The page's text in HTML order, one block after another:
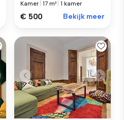
Kamer |17 m² |1 kamer
€ 500 Bekijk meer